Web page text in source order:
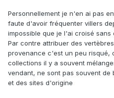
Personnellement je n'en ai pas
faute d'avoir fréquenter villers
impossible que je l'ai croisé sans
Par contre attribuer des
provenance c'est un peu risqué,
collections il y a souvent
vendant, ne sont pas souvent
et des sites d'origine